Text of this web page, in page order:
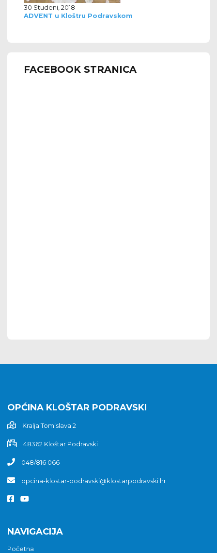
30 Studeni, 2018
ADVENT u Kloštru Podravskom
FACEBOOK STRANICA
OPĆINA KLOŠTAR PODRAVSKI
Kralja Tomislava 2
48362 Kloštar Podravski
048/816 066
opcina-klostar-podravski@klostarpodravski.hr
NAVIGACIJA
Početna